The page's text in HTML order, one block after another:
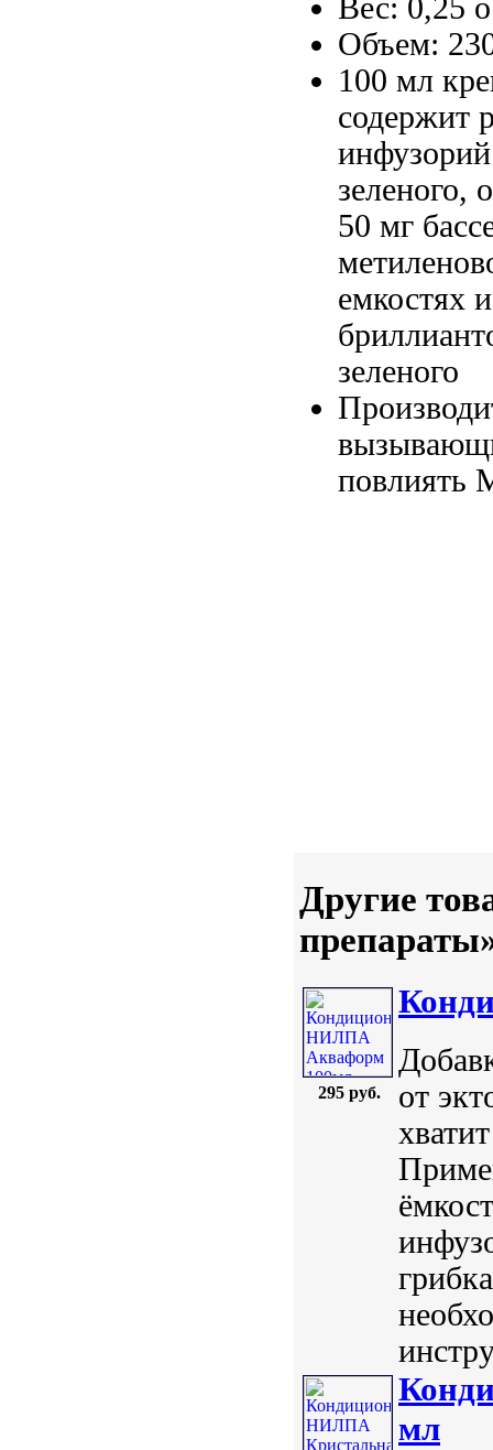
Вес: 0,25
Объем:
100 мл
содержит
зеленого,
50 мг
емкостях
зеленого
повлиять
Другие
295 руб.
от
мл